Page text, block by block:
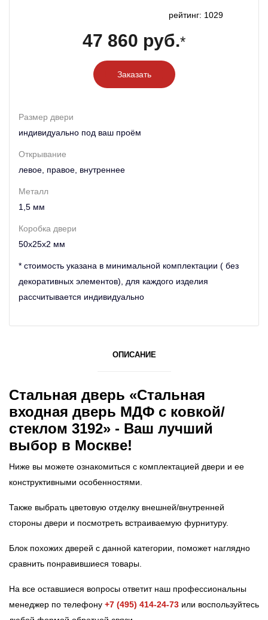
рейтинг: 1029
47 860 руб.*
Заказать
Размер двери
индивидуально под ваш проём
Открывание
левое, правое, внутреннее
Металл
1,5 мм
Коробка двери
50х25х2 мм
* стоимость указана в минимальной комплектации ( без
декоративных элементов), для каждого изделия
рассчитывается индивидуально
ОПИСАНИЕ
Стальная дверь «Стальная
входная дверь МДФ с ковкой/
стеклом 3192» - Ваш лучший
выбор в Москве!
Ниже вы можете ознакомиться с комплектацией двери и ее
конструктивными особенностями.
Также выбрать цветовую отделку внешней/внутренней
стороны двери и посмотреть встраиваемую фурнитуру.
Блок похожих дверей с данной категории, поможет наглядно
сравнить понравившиеся товары.
На все оставшиеся вопросы ответит наш профессиональны
менеджер по телефону +7 (495) 414-24-73 или воспользуйтесь